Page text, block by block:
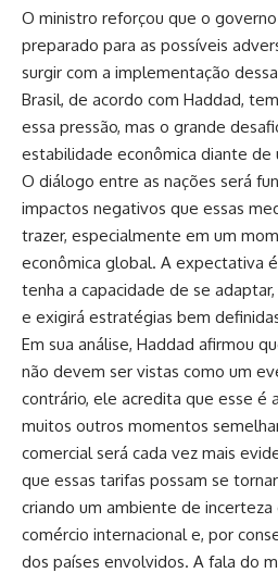
O ministro reforçou que o
preparado para as possíveis
surgir com a implementação
Brasil, de acordo com Haddad,
essa pressão, mas o grande
estabilidade econômica diante de
O diálogo entre as nações será
impactos negativos que essas
trazer, especialmente em um
econômica global. A expectativa
tenha a capacidade de se
e exigirá estratégias bem
Em sua análise, Haddad afirmou
não devem ser vistas como um
contrário, ele acredita que esse é
muitos outros momentos
comercial será cada vez mais
que essas tarifas possam se
criando um ambiente de
comércio internacional e, por
dos países envolvidos. A fala do